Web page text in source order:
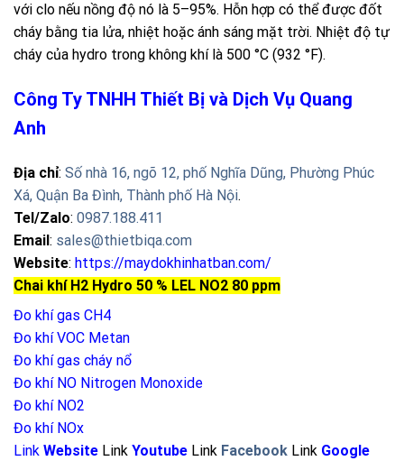
với clo nếu nồng độ nó là 5–95%. Hỗn hợp có thể được đốt
cháy bằng tia lửa, nhiệt hoặc ánh sáng mặt trời. Nhiệt độ tự
cháy của hydro trong không khí là 500 °C (932 °F).
Công Ty TNHH Thiết Bị và Dịch Vụ Quang
Anh
Địa chỉ: Số nhà 16, ngõ 12, phố Nghĩa Dũng, Phường Phúc
Xá, Quận Ba Đình, Thành phố Hà Nội.
Tel/Zalo: 0987.188.411
Email: sales@thietbiqa.com
Website: https://maydokhinhatban.com/
Chai khí H2 Hydro 50 % LEL NO2 80 ppm
Đo khí gas CH4
Đo khí VOC Metan
Đo khí gas cháy nổ
Đo khí NO Nitrogen Monoxide
Đo khí NO2
Đo khí NOx
Link Website Link Youtube Link Facebook Link Google